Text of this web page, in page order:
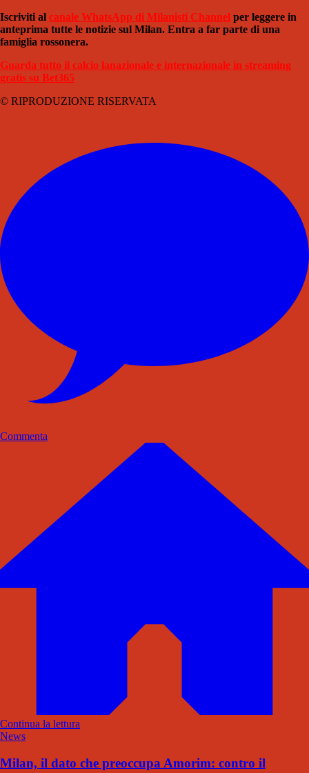
Iscriviti al canale WhatsApp di Milanisti Channel per leggere in
anteprima tutte le notizie sul Milan. Entra a far parte di una
famiglia rossonera.
Guarda tutto il calcio lanazionale e internazionale in streaming
gratis su Bet365
© RIPRODUZIONE RISERVATA
Commenta
Continua la lettura
News
Milan, il dato che preoccupa Amorim: contro il